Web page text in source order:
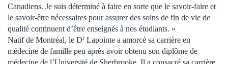
Canadiens. Je suis déterminé à faire en sorte que le savoir-faire et
le savoir-être nécessaires pour assurer des soins de fin de vie de
qualité continuent d’être enseignés à nos étudiants. »
Natif de Montréal, le Dr Lapointe a amorcé sa carrière en
médecine de famille peu après avoir obtenu son diplôme de
médecine de l’Université de Sherbrooke. Il a consacré sa carrière